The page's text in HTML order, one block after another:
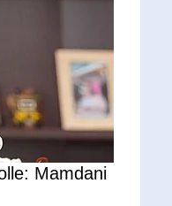
Mamdani